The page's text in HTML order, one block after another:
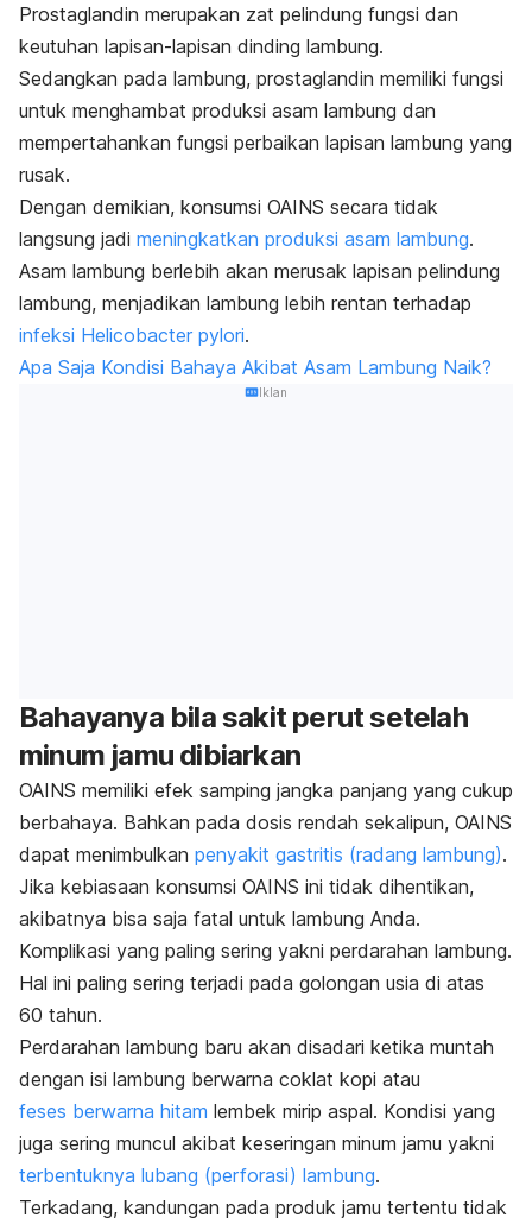
Prostaglandin merupakan zat pelindung fungsi dan
keutuhan lapisan-lapisan dinding lambung.
Sedangkan pada lambung, prostaglandin memiliki fungsi
untuk menghambat produksi asam lambung dan
mempertahankan fungsi perbaikan lapisan lambung yang
rusak.
Dengan demikian, konsumsi OAINS secara tidak
langsung jadi meningkatkan produksi asam lambung.
Asam lambung berlebih akan merusak lapisan pelindung
lambung, menjadikan lambung lebih rentan terhadap
infeksi Helicobacter pylori.
Apa Saja Kondisi Bahaya Akibat Asam Lambung Naik?
Iklan
Bahayanya bila sakit perut setelah
minum jamu dibiarkan
OAINS memiliki efek samping jangka panjang yang cukup
berbahaya. Bahkan pada dosis rendah sekalipun, OAINS
dapat menimbulkan penyakit gastritis (radang lambung).
Jika kebiasaan konsumsi OAINS ini tidak dihentikan,
akibatnya bisa saja fatal untuk lambung Anda.
Komplikasi yang paling sering yakni perdarahan lambung.
Hal ini paling sering terjadi pada golongan usia di atas
60 tahun.
Perdarahan lambung baru akan disadari ketika muntah
dengan isi lambung berwarna coklat kopi atau
feses berwarna hitam lembek mirip aspal. Kondisi yang
juga sering muncul akibat keseringan minum jamu yakni
terbentuknya lubang (perforasi) lambung.
Terkadang, kandungan pada produk jamu tertentu tidak